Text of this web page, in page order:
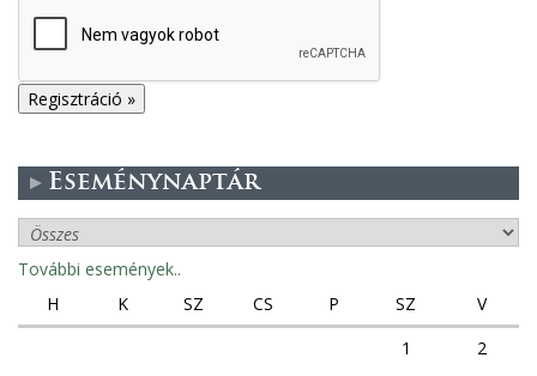
Eseménynaptár
További események..
H
K SZ CS P SZ
V
1
2